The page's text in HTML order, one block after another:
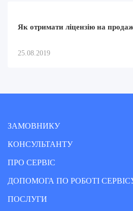
Як отримати ліцензію на
25.08.2019
ЗАМОВНИКУ
КОНСУЛЬТАНТУ
ПРО СЕРВІС
ДОПОМОГА ПО РОБОТІ
ПОСЛУГИ